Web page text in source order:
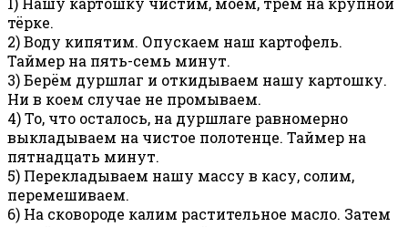
тёрке.
2) Воду кипятим. Опускаем наш картофель.
Таймер на пять-семь минут.
3) Берём дуршлаг и откидываем нашу картошку.
Ни в коем случае не промываем.
4) То, что осталось, на дуршлаге равномерно
выкладываем на чистое полотенце. Таймер на
пятнадцать минут.
5) Перекладываем нашу массу в касу, солим,
перемешиваем.
6) На сковороде калим растительное масло. Затем